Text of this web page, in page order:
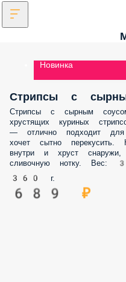
Новинка
Стрипсы с
Стрипсы с сырным
хрустящих куриных
— отлично подходит
хочет сытно перекусить.
внутри и хруст
сливочную нотку.
360 г.
689 ₽